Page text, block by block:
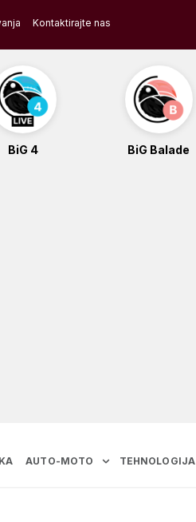
Kontaktirajte nas
BiG 4 BiG Balade
AUTO-MOTO TEHNOLOGIJA